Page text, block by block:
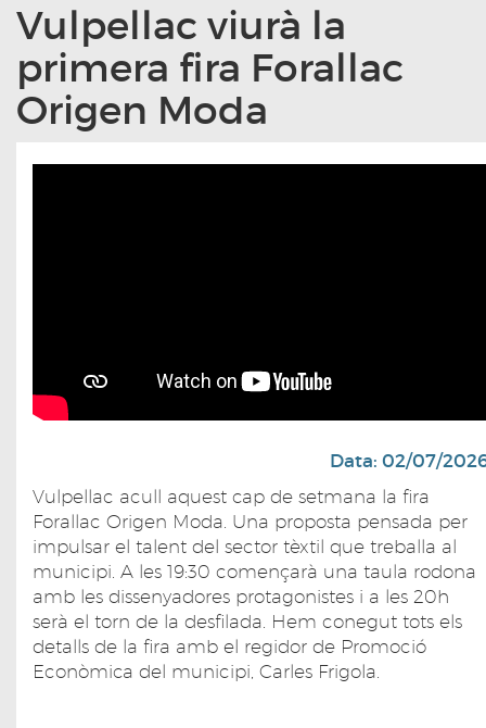
Vulpellac viurà la
primera fira Forallac
Origen Moda
Data: 02/07/
Vulpellac acull aquest cap de setmana la fira
Forallac Origen Moda. Una proposta pensada per
impulsar el talent del sector tèxtil que treballa al
municipi. A les 19:30 començarà una taula rodona
amb les dissenyadores protagonistes i a les 20h
serà el torn de la desfilada. Hem conegut tots els
detalls de la fira amb el regidor de Promoció
Econòmica del municipi, Carles Frigola.